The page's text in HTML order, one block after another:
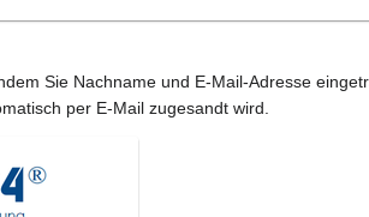
Sie Nachname und E-Mail-Adresse
per E-Mail zugesandt wird.